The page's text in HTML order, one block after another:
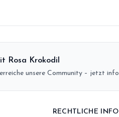
Rosa Krokodil
unsere Community – jetzt
RECHTLICHE